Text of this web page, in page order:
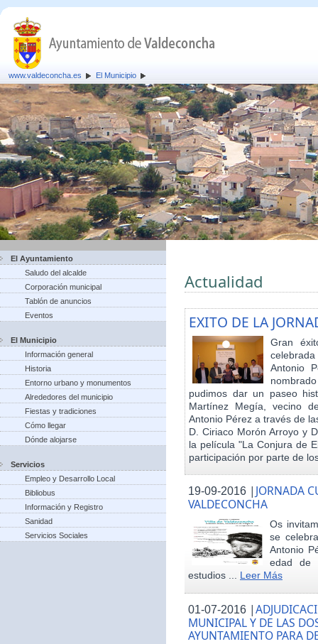
www.valdeconcha.es El Municipio
El Ayuntamiento
Saludo del alcalde
Corporación municipal
Tablón de anuncios
Eventos
El Municipio
Información general
Historia
Entorno urbano y monumentos
Alrededores del municipio
Fiestas y tradiciones
Cómo llegar
Dónde alojarse
Servicios
Empleo y Desarrollo Local
Bibliobus
Información y Registro
Sanidad
Servicios Sociales
Actualidad
EXITO DE LA
Gran
Antonio
pudimos dar un paseo
Martínez Megía, vecino
Antonio Pérez a través de
D. Ciriaco Morón Arroyo y
la película "La Conjura de
participación por parte de
19-09-2016 | JORNADA
VALDECONCHA
Os
se
Antonio
edad de
estudios ... Leer Más
01-07-2016 |
MUNICIPAL Y DE LAS
AYUNTAMIENTO PARA